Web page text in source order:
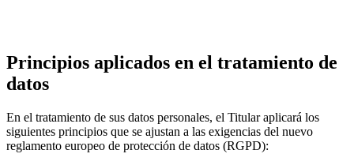
Principios aplicados en el tratamiento de
datos
En el tratamiento de sus datos personales, el Titular aplicará los
siguientes principios que se ajustan a las exigencias del nuevo
reglamento europeo de protección de datos (RGPD):